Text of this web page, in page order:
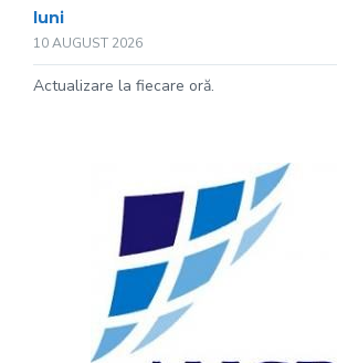
luni
10 AUGUST 2026
Actualizare la fiecare oră.